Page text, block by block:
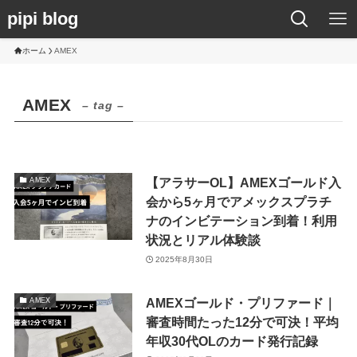
pipi blog
ホーム AMEX
AMEX – tag –
AMEX
【アラサーOL】AMEXゴールド入
会から5ヶ月でアメックスプラチ
ナのインビテーション到着！利用
状況とリアル体験談
2025年8月30日
AMEX
AMEXゴールド・プリファード｜
審査時間たった12分で可決！平均
年収30代OLのカード発行記録